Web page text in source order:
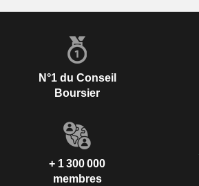
N°1 du Conseil
Boursier
+ 1 300 000
membres